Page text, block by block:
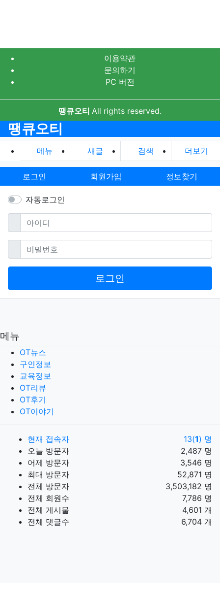
이용약관
문의하기
PC 버전
땡큐오티 All rights reserved.
땡큐오티
메뉴 새글 검색 더보기
로그인 회원가입 정보찾기
자동로그인
아이디필수
비밀번호필수
로그인
메뉴
OT뉴스
구인정보
교육정보
OT리뷰
OT후기
OT이야기
현재 접속자 13(1) 명
오늘 방문자
2,487 명
어제 방문자
3,546 명
최대 방문자
52,871 명
전체 방문자
3,503,182 명
전체 회원수
7,786 명
전체 게시물
4,601 개
전체 댓글수
6,704 개